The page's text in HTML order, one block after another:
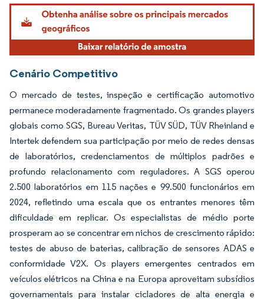
Imagem © Mordor Intelligence. O reuso requer atribuição conforme CC BY 4.0.
Cenário Competitivo
O mercado de testes, inspeção e certificação automotivo
permanece moderadamente fragmentado. Os grandes players
globais como SGS, Bureau Veritas, TÜV SÜD, TÜV Rheinland e
Intertek defendem sua participação por meio de redes densas
de laboratórios, credenciamentos de múltiplos padrões e
profundo relacionamento com reguladores. A SGS operou
2.500 laboratórios em 115 nações e 99.500 funcionários em
2024, refletindo uma escala que os entrantes menores têm
dificuldade em replicar. Os especialistas de médio porte
prosperam ao se concentrar em nichos de crescimento rápido:
testes de abuso de baterias, calibração de sensores ADAS e
conformidade V2X. Os players emergentes centrados em
veículos elétricos na China e na Europa aproveitam subsídios
governamentais para instalar cicladores de alta energia e